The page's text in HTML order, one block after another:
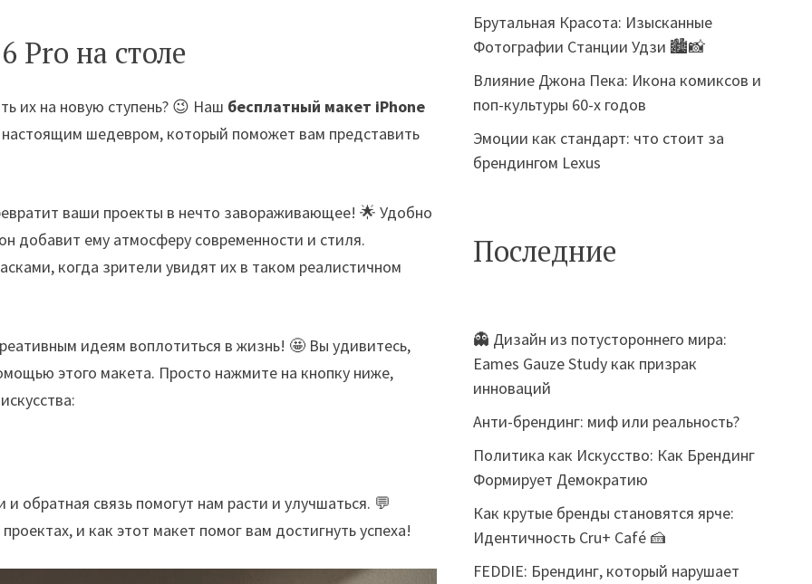
Pro на столе
их на новую ступень? 😉 Наш бесплатный макет iPhone
шедевром, который поможет вам представить
ваши проекты в нечто завораживающее! 🌟 Удобно
добавит ему атмосферу современности и стиля.
когда зрители увидят их в таком реалистичном
идеям воплотиться в жизнь! 🤩 Вы удивитесь,
этого макета. Просто нажмите на кнопку ниже,
связь помогут нам расти и улучшаться. 💬
и как этот макет помог вам достигнуть успеха!
Брутальная Красота: Изысканные
Фотографии Станции Удзи 🏙️📸
Влияние Джона Пека: Икона комиксов и
поп-культуры 60-х годов
Эмоции как стандарт: что стоит за
брендингом Lexus
Последние
👻 Дизайн из потустороннего мира:
Eames Gauze Study как призрак
инноваций
Анти-брендинг: миф или реальность?
Политика как Искусство: Как Брендинг
Формирует Демократию
Как крутые бренды становятся ярче:
Идентичность Cru+ Café 🍰
FEDDIE: Брендинг, который нарушает